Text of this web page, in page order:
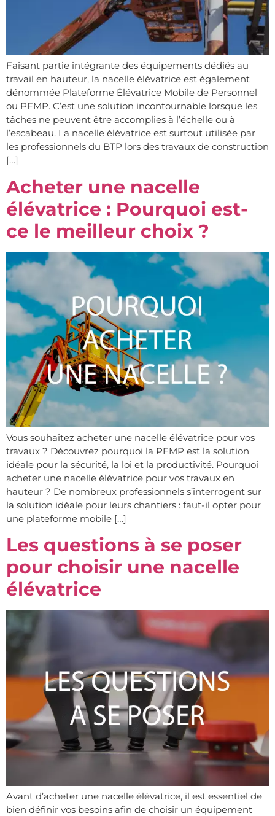
Faisant partie intégrante des équipements dédiés au
travail en hauteur, la nacelle élévatrice est également
dénommée Plateforme Élévatrice Mobile de Personnel
ou PEMP. C’est une solution incontournable lorsque les
tâches ne peuvent être accomplies à l’échelle ou à
l’escabeau. La nacelle élévatrice est surtout utilisée par
les professionnels du BTP lors des travaux de construction
[…]
Acheter une nacelle
élévatrice : Pourquoi est-
ce le meilleur choix ?
Vous souhaitez acheter une nacelle élévatrice pour vos
travaux ? Découvrez pourquoi la PEMP est la solution
idéale pour la sécurité, la loi et la productivité. Pourquoi
acheter une nacelle élévatrice pour vos travaux en
hauteur ? De nombreux professionnels s’interrogent sur
la solution idéale pour leurs chantiers : faut-il opter pour
une plateforme mobile […]
Les questions à se poser
pour choisir une nacelle
élévatrice
Avant d’acheter une nacelle élévatrice, il est essentiel de
bien définir vos besoins afin de choisir un équipement